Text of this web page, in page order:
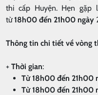
thi cấp Huyện. Hẹn
từ18h00 đến 21h00 ngày
Thông tin chi tiết về vòng
+ Thời gian:
Từ 18h00 đến 21h00
Từ 18h00 đến 21h00